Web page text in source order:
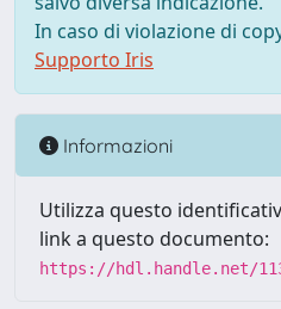
In caso di violazione di
Supporto Iris
Informazioni
Utilizza questo
link a questo documento:
https://hdl.handle.net/